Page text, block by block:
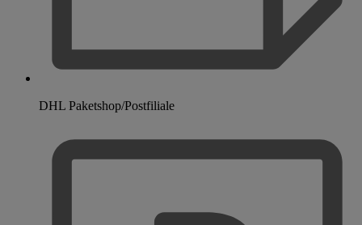
DHL Paketshop/Postfiliale